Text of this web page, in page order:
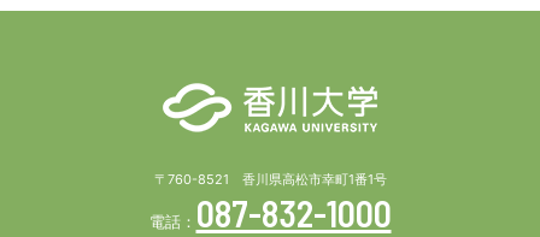
〒760-8521 香川県高松市幸町1番1号
電話： 087-832-1000